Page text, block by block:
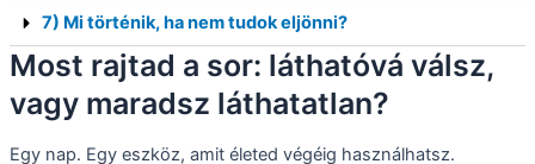
7) Mi történik, ha nem tudok eljönni?
Most rajtad a sor: láthatóvá válsz,
vagy maradsz láthatatlan?
Egy nap. Egy eszköz, amit életed végéig használhatsz.